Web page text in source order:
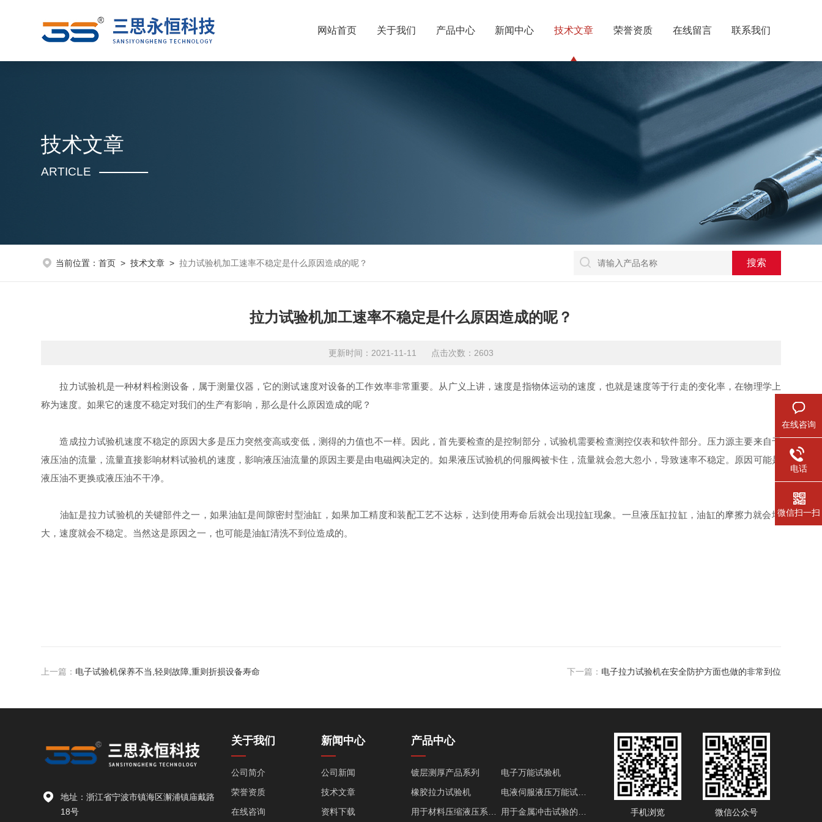
网站首页 关于我们 产品中心 新闻中心 技术文章 荣誉资质 在线留言 联系我们
技术文章
ARTICLE
当前位置：首页 >技术文章 >拉力试验机加工速率不稳定是什么原因造成的呢？
拉力试验机加工速率不稳定是什么原因造成的呢？
更新时间：2021-11-11 点击次数：2603
拉力试验机是一种材料检测设备，属于测量仪器，它的测试速度对设备的工作效率非常重要。从广义上讲，速度是指物体运动的速度，也就是速度等于行走的变化率，在物理学上
称为速度。如果它的速度不稳定对我们的生产有影响，那么是什么原因造成的呢？
造成拉力试验机速度不稳定的原因大多是压力突然变高或变低，测得的力值也不一样。因此，首先要检查的是控制部分，试验机需要检查测控仪表和软件部分。压力源主要来自于
液压油的流量，流量直接影响材料试验机的速度，影响液压油流量的原因主要是由电磁阀决定的。如果液压试验机的伺服阀被卡住，流量就会忽大忽小，导致速率不稳定。原因可能是
液压油不更换或液压油不干净。
油缸是拉力试验机的关键部件之一，如果油缸是间隙密封型油缸，如果加工精度和装配工艺不达标，达到使用寿命后就会出现拉缸现象。一旦液压缸拉缸，油缸的摩擦力就会增
大，速度就会不稳定。当然这是原因之一，也可能是油缸清洗不到位造成的。
上一篇： 电子试验机保养不当,轻则故障,重则折损设备寿命 下一篇： 电子拉力试验机在安全防护方面也做的非常到位
地址：浙江省宁波市镇海区澥浦镇庙戴路
18号
关于我们
公司简介
荣誉资质
在线咨询
新闻中心
公司新闻
技术文章
资料下载
产品中心
镀层测厚产品系列
电子万能试验机
橡胶拉力试验机
手机浏览 微信公众号
在线咨询
电话
微信扫一扫